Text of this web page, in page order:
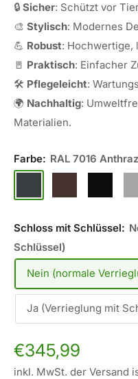
🔒 Sicher: Schützt vor
🎨 Stylisch: Modernes
💪 Robust: Hochwertige,
🚪 Praktisch: Einfacher
🛠️ Pflegeleicht:
🌍 Nachhaltig:
Materialien.
Farbe: RAL 7016
7016
8017
9005
Schloss mit Schlüssel:
Schlüssel)
Nein (normale
Ja (Verrieglung mit
Sonderpreis
€345,99
inkl. MwSt. der Versand